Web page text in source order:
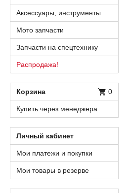
Аксессуары, инструменты
Мото запчасти
Запчасти на спецтехнику
Распродажа!
Корзина 0
Купить через менеджера
Личный кабинет
Мои платежи и покупки
Мои товары в резерве